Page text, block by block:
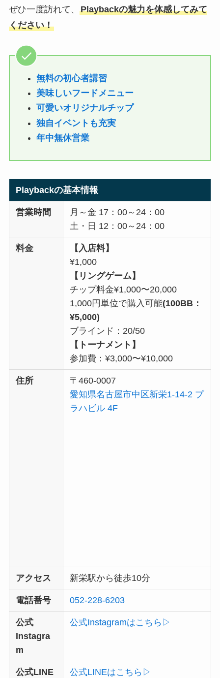
ぜひ一度訪れて、 Playbackの魅力を体感してみて
ください！
無料の初心者講習
美味しいフードメニュー
可愛いオリジナルチップ
独自イベントも充実
年中無休営業
Playbackの基本情報
営業時間
月～金 17：00～24：00
土・日 12：00～24：00
料金
【入店料】
¥1,000
【リングゲーム】
チップ料金¥1,000〜20,000
1,000円単位で購入可能(100BB：
¥5,000)
ブラインド：20/50
【トーナメント】
参加費：¥3,000〜¥10,000
住所
〒460-0007
愛知県名古屋市中区新栄1-14-2 プ
ラハビル 4F
アクセス 新栄駅から徒歩10分
電話番号 052-228-6203
公式
Instagra
m
公式Instagramはこちら▷
公式LINE 公式LINEはこちら▷